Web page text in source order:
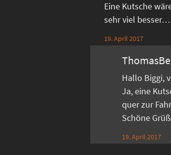
Eine Kutsche
sehr viel besser…
19. April 2017
Hallo Biggi,
Ja, eine
quer zur
Schöne
19. April 2017